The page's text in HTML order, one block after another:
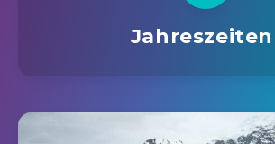
Jahreszeiten